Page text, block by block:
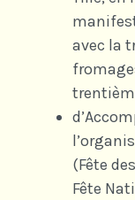
avec la
(Fête
Fête